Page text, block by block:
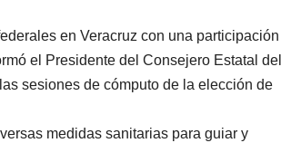
en Veracruz con una participación
el Presidente del Consejero Estatal del
sesiones de cómputo de la elección de
medidas sanitarias para guiar y